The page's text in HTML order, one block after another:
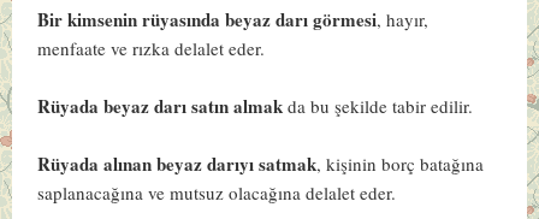
Bir kimsenin rüyasında beyaz darı görmesi, hayır,
menfaate ve rızka delalet eder.
Rüyada beyaz darı satın almak da bu şekilde tabir edilir.
Rüyada alınan beyaz darıyı satmak, kişinin borç batağına
saplanacağına ve mutsuz olacağına delalet eder.